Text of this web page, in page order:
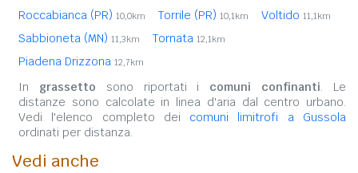
Roccabianca (PR) 10,0km Torrile (PR) 10,1km Voltido 11,1km
Sabbioneta (MN) 11,3km Tornata 12,1km
Piadena Drizzona 12,7km
In grassetto sono riportati i comuni confinanti. Le
distanze sono calcolate in linea d'aria dal centro urbano.
Vedi l'elenco completo dei comuni limitrofi a Gussola
ordinati per distanza.
Vedi anche